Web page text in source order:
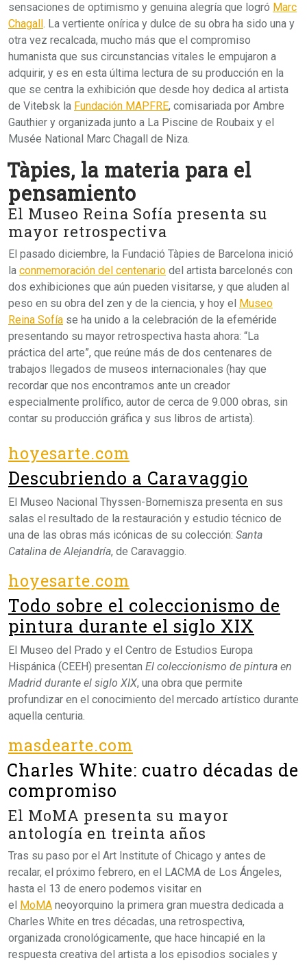
sensaciones de optimismo y genuina alegría que logró Marc
Chagall. La vertiente onírica y dulce de su obra ha sido una y
otra vez recalcada, mucho más que el compromiso
humanista que sus circunstancias vitales le empujaron a
adquirir, y es en esta última lectura de su producción en la
que se centra la exhibición que desde hoy dedica al artista
de Vitebsk la Fundación MAPFRE, comisariada por Ambre
Gauthier y organizada junto a La Piscine de Roubaix y el
Musée National Marc Chagall de Niza.
Tàpies, la materia para el
pensamiento
El Museo Reina Sofía presenta su
mayor retrospectiva
El pasado diciembre, la Fundació Tàpies de Barcelona inició
la conmemoración del centenario del artista barcelonés con
dos exhibiciones que aún pueden visitarse, y que aluden al
peso en su obra del zen y de la ciencia, y hoy el Museo
Reina Sofía se ha unido a la celebración de la efeméride
presentando su mayor retrospectiva hasta ahora: “La
práctica del arte”, que reúne más de dos centenares de
trabajos llegados de museos internacionales (hay que
recordar que nos encontramos ante un creador
especialmente prolífico, autor de cerca de 9.000 obras, sin
contar su producción gráfica y sus libros de artista).
hoyesarte.com
Descubriendo a Caravaggio
El Museo Nacional Thyssen-Bornemisza presenta en sus
salas el resultado de la restauración y estudio técnico de
una de las obras más icónicas de su colección: Santa
Catalina de Alejandría, de Caravaggio.
hoyesarte.com
Todo sobre el coleccionismo de
pintura durante el siglo XIX
El Museo del Prado y el Centro de Estudios Europa
Hispánica (CEEH) presentan El coleccionismo de pintura en
Madrid durante el siglo XIX, una obra que permite
profundizar en el conocimiento del mercado artístico durante
aquella centuria.
masdearte.com
Charles White: cuatro décadas de
compromiso
El MoMA presenta su mayor
antología en treinta años
Tras su paso por el Art Institute of Chicago y antes de
recalar, el próximo febrero, en el LACMA de Los Ángeles,
hasta el 13 de enero podemos visitar en
el MoMA neoyorquino la primera gran muestra dedicada a
Charles White en tres décadas, una retrospectiva,
organizada cronológicamente, que hace hincapié en la
respuesta creativa del artista a los episodios sociales y